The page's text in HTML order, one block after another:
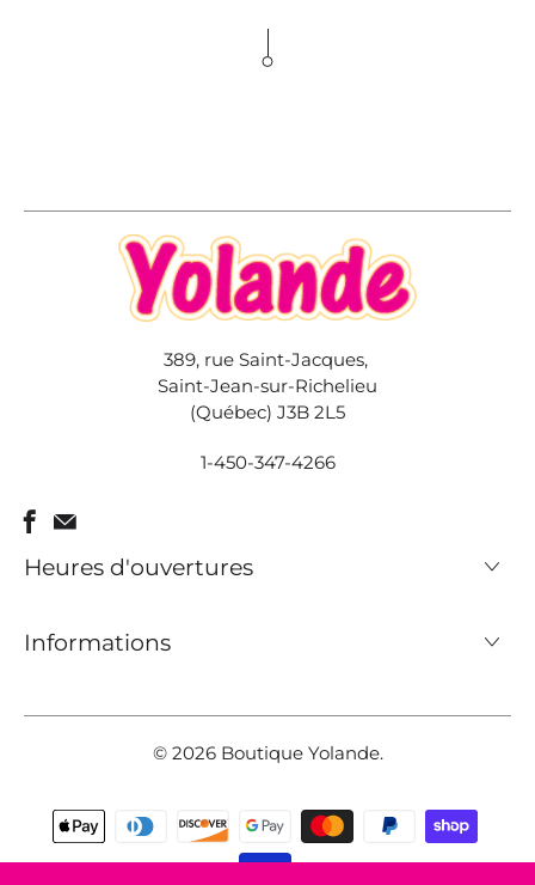
389, rue Saint-Jacques,
Saint-Jean-sur-Richelieu
(Québec) J3B 2L5
1-450-347-4266
Heures d'ouvertures
Informations
© 2026 Boutique Yolande.